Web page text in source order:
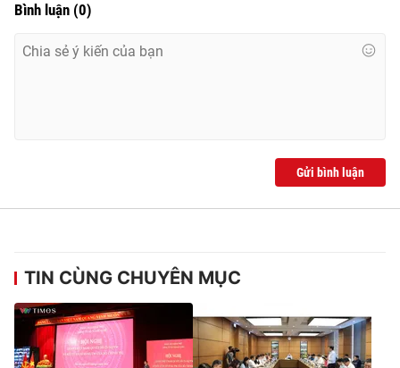
Bình luận (0)
Gửi bình luận
TIN CÙNG CHUYÊN MỤC